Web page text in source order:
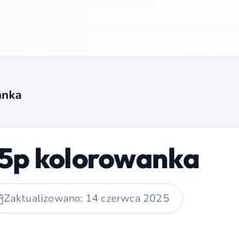
kolorowanka
Zaktualizowano: 14 czerwca 2025